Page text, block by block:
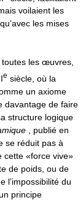
voilaient les
les mises
les œuvres,
e siècle, où la
un axiome
davantage de faire
structure logique
, publié en
se réduit pas à
cette «force vive»
de poids, ou de
l’impossibilité du
principe